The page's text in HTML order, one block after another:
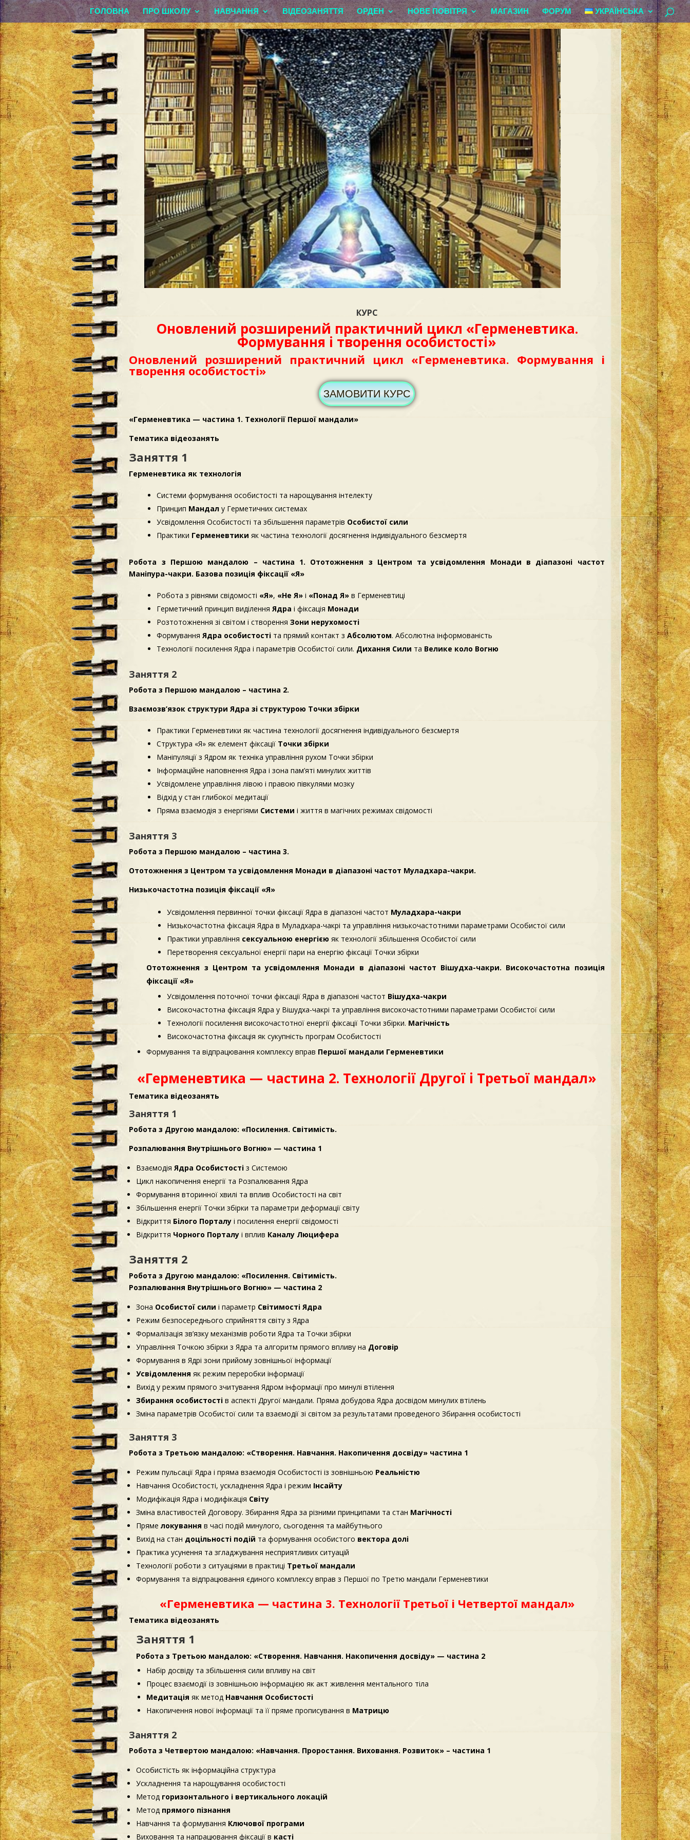
ГОЛОВНА ПРО ШКОЛУ НАВЧАННЯ ВІДЕОЗАНЯТТЯ ОРДЕН НОВЕ ПОВІТРЯ МАГАЗИН ФОРУМ УКРАЇНСЬКА
КУРС
Оновлений розширений практичний цикл «Герменевтика.
Формування і творення особистості»
Оновлений розширений практичний цикл «Герменевтика. Формування і
творення особистості»
ЗАМОВИТИ КУРС
«Герменевтика — частина 1. Технології Першої мандали»
Тематика відеозанять
Заняття 1
Герменевтика як технологія
Системи формування особистості та нарощування інтелекту
Принцип Мандал у Герметичних системах
Усвідомлення Особистості та збільшення параметрів Особистої сили
Практики Герменевтики як частина технології досягнення індивідуального безсмертя
Робота з Першою мандалою – частина 1. Ототожнення з Центром та усвідомлення Монади в діапазоні частот
Маніпура-чакри. Базова позиція фіксації «Я»
Робота з рівнями свідомості «Я», «Не Я» і «Понад Я» в Герменевтиці
Герметичний принцип виділенняЯдра і фіксація Монади
Розтотожнення зі світом і створенняЗони нерухомості
ФормуванняЯдра особистості та прямий контакт зАбсолютом. Абсолютна інформованість
Технології посилення Ядра і параметрів Особистої сили. Дихання Сили та Велике коло Вогню
Заняття 2
Робота з Першою мандалою – частина 2.
Взаємозв’язок структури Ядра зі структурою Точки збірки
Практики Герменевтики як частина технології досягнення індивідуального безсмертя
Структура «Я» як елемент фіксації Точки збірки
Маніпуляції з Ядром як техніка управління рухом Точки збірки
Інформаційне наповнення Ядра і зона пам’яті минулих життів
Усвідомлене управління лівою і правою півкулями мозку
Відхід у стан глибокої медитації
Пряма взаємодія з енергіями Системи і життя в магічних режимах свідомості
Заняття 3
Робота з Першою мандалою – частина 3.
Ототожнення з Центром та усвідомлення Монади в діапазоні частот Муладхара-чакри.
Низькочастотна позиція фіксації «Я»
Усвідомлення первинної точки фіксації Ядра в діапазоні частот Муладхара-чакри
Низькочастотна фіксація Ядра в Муладхара-чакрі та управління низькочастотними параметрами Особистої сили
Практики управління сексуальною енергією як технології збільшення Особистої сили
Перетворення сексуальної енергії пари на енергію фіксації Точки збірки
Ототожнення з Центром та усвідомлення Монади в діапазоні частот Вішудха-чакри. Високочастотна позиція
фіксації «Я»
Усвідомлення поточної точки фіксації Ядра в діапазоні частот Вішудха-чакри
Високочастотна фіксація Ядра у Вішудха-чакрі та управління високочастотними параметрами Особистої сили
Технології посилення високочастотної енергії фіксації Точки збірки. Магічність
Високочастотна фіксація як сукупність програм Особистості
Формування та відпрацювання комплексу вправ Першої мандали Герменевтики
«Герменевтика — частина 2. Технології Другої і Третьої мандал»
Тематика відеозанять
Заняття 1
Робота з Другою мандалою: «Посилення. Світимість.
Розпалювання Внутрішнього Вогню» — частина 1
ВзаємодіяЯдра Особистості з Системою
Цикл накопичення енергії та Розпалювання Ядра
Формування вторинної хвилі та вплив Особистості на світ
Збільшення енергії Точки збірки та параметри деформації світу
Відкриття Білого Порталу і посилення енергії свідомості
Відкриття Чорного Порталу і вплив Каналу Люцифера
Заняття 2
Робота з Другою мандалою: «Посилення. Світимість.
Розпалювання Внутрішнього Вогню» — частина 2
Зона Особистої сили і параметр Світимості Ядра
Режим безпосереднього сприйняття світу з Ядра
Формалізація зв’язку механізмів роботи Ядра та Точки збірки
Управління Точкою збірки з Ядра та алгоритм прямого впливу на Договір
Формування в Ядрі зони прийому зовнішньої інформації
Усвідомлення як режим переробки інформації
Вихід у режим прямого зчитування Ядром інформації про минулі втілення
Збирання особистості в аспекті Другої мандали. Пряма добудова Ядра досвідом минулих втілень
Зміна параметрів Особистої сили та взаємодії зі світом за результатами проведеного Збирання особистості
Заняття 3
Робота з Третьою мандалою: «Створення. Навчання. Накопичення досвіду» частина 1
Режим пульсації Ядра і пряма взаємодія Особистості із зовнішньою Реальністю
Навчання Особистості, ускладнення Ядра і режим Інсайту
Модифікація Ядра і модифікація Світу
Зміна властивостей Договору. Збирання Ядра за різними принципами та стан Магічності
Прямелокування в часі подій минулого, сьогодення та майбутнього
Вихід на стан доцільності подій та формування особистого вектора долі
Практика усунення та згладжування несприятливих ситуацій
Технології роботи з ситуаціями в практиці Третьої мандали
Формування та відпрацювання єдиного комплексу вправ з Першої по Третю мандали Герменевтики
«Герменевтика — частина 3. Технології Третьої і Четвертої мандал»
Тематика відеозанять
Заняття 1
Робота з Третьою мандалою: «Створення. Навчання. Накопичення досвіду» — частина 2
Набір досвіду та збільшення сили впливу на світ
Процес взаємодії із зовнішньою інформацією як акт живлення ментального тіла
Медитація як метод Навчання Особистості
Накопичення нової інформації та її пряме прописування в Матрицю
Заняття 2
Робота з Четвертою мандалою: «Навчання. Проростання. Виховання. Розвиток» – частина 1
Особистість як інформаційна структура
Ускладнення та нарощування особистості
Метод горизонтального і вертикального локацій
Метод прямого пізнання
Навчання та формування Ключової програми
Виховання та напрацювання фіксації в касті